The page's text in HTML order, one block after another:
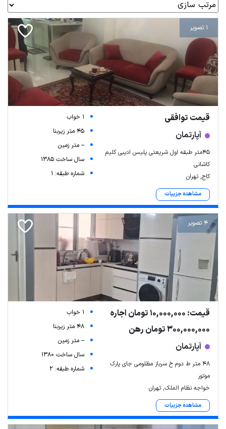
1 تصویر
قیمت توافقی
آپارتمان
45متر طبقه اول شریعتی پلیس ادیبی کلیم
کاشانی
کاج, تهران
مشاهده جزییات
1 خواب
45 متر زیربنا
-- متر زمین
سال ساخت 1385
شماره طبقه: 1
4 تصویر
قیمت: 10,000,000 تومان اجاره
300,000,000 تومان رهن
آپارتمان
۴۸ متر ط دوم خ سرباز مظلومی جای پارک
موتور
خواجه نظام الملک, تهران
مشاهده جزییات
1 خواب
48 متر زیربنا
-- متر زمین
سال ساخت 1380
شماره طبقه: 2